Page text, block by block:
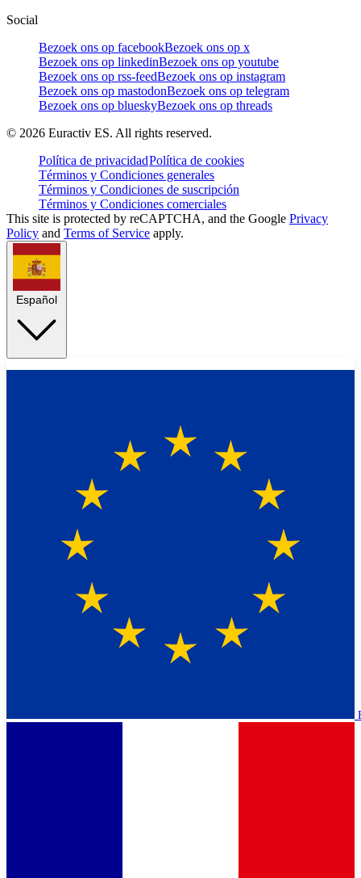
Social
Bezoek ons op facebookBezoek ons op x
Bezoek ons op linkedinBezoek ons op youtube
Bezoek ons op rss-feedBezoek ons op instagram
Bezoek ons op mastodonBezoek ons op telegram
Bezoek ons op blueskyBezoek ons op threads
© 2026 Euractiv ES. All rights reserved.
Política de privacidadPolítica de cookies
Términos y Condiciones generales
Términos y Condiciones de suscripción
Términos y Condiciones comerciales
This site is protected by reCAPTCHA, and the Google Privacy
Policy and Terms of Service apply.
Español